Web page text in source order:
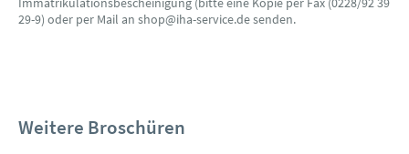
29-9) oder per Mail an shop@iha-service.de senden.
Weitere Broschüren